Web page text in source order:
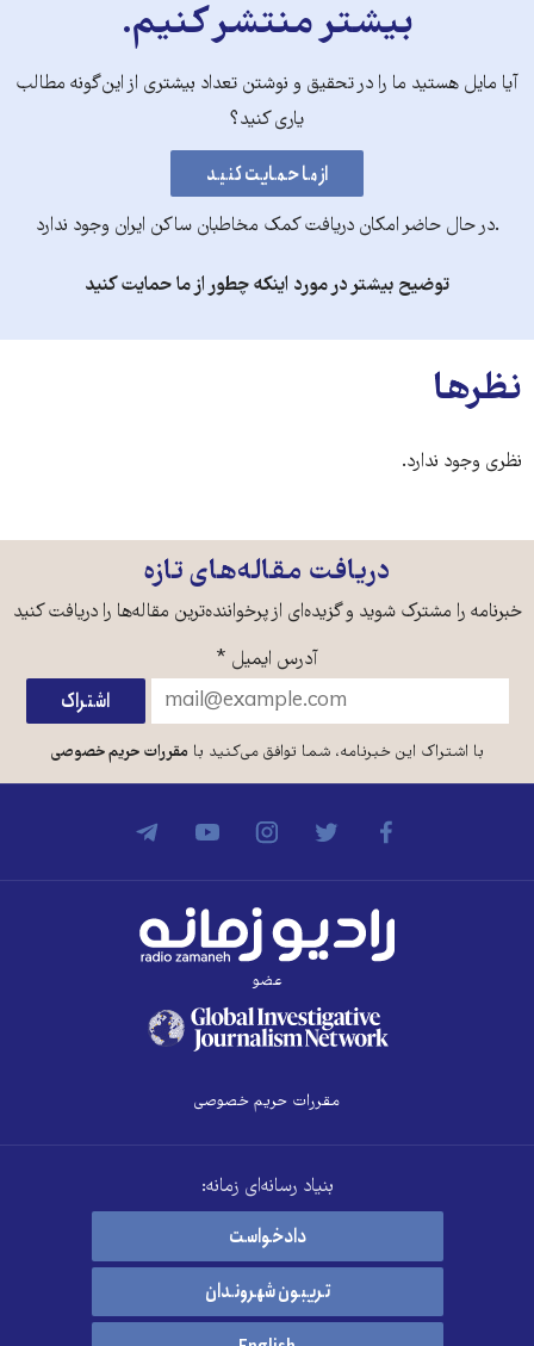
بیشتر منتشر کنیم.
آیا مایل هستید ما را در تحقیق و نوشتن تعداد بیشتری از این‌گونه مطالب
یاری کنید؟
.در حال حاضر امکان دریافت کمک مخاطبان ساکن ایران وجود ندارد
توضیح بیشتر در مورد اینکه چطور از ما حمایت کنید
نظرها
نظری وجود ندارد.
دریافت مقاله‌های تازه
خبرنامه را مشترک شوید و گزیده‌ای از پرخواننده‌ترین مقاله‌ها را دریافت کنید
آدرس ایمیل *
با اشتراک این خبرنامه، شما توافق می‌کنید بامقررات حریم خصوصی
عضو
مقررات حریم خصوصی
بنیاد رسانه‌ای زمانه:
دادخواست
تریبون شهروندان